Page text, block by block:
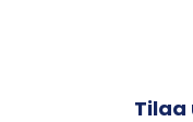
Tilaa